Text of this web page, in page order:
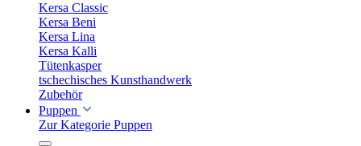
Kersa Classic
Kersa Beni
Kersa Lina
Kersa Kalli
Tütenkasper
tschechisches Kunsthandwerk
Zubehör
Puppen
Zur Kategorie Puppen